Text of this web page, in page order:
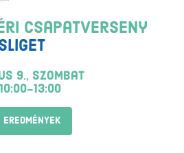
Csapatverseny
9., szombat
10:00-13:00
EREDMÉNYEK